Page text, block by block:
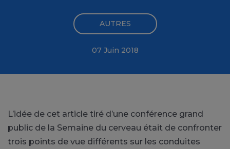
AUTRES
07 Juin 2018
L’idée de cet article tiré d’une conférence grand
public de la Semaine du cerveau était de confronter
trois points de vue différents sur les conduites